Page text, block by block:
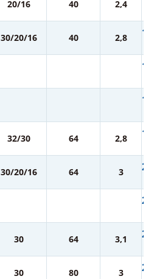
20/16 40 2,4
30/20/16 40 2,8 1
1
1
32/30 64 2,8 1
30/20/16 64 3 2
2
30 64 3,1 2
30 80 3 2